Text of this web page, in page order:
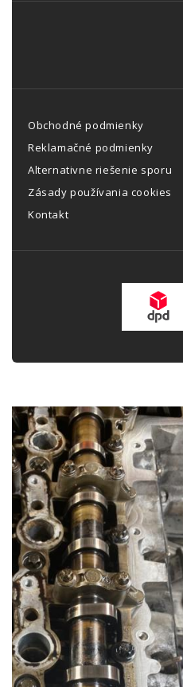
Obchodné podmienky
Reklamačné podmienky
Alternativne riešenie sporu
Zásady používania cookies
Kontakt